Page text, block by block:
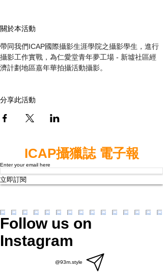
關於本活動
帶同我們ICAP國際攝影生涯學院之攝影學生，進行
攝影工作實戰，為仁愛堂青年夢工場 - 新墟社區經
濟計劃地區嘉年華拍攝活動攝影。
分享此活動
ICAP攝獵誌 電子報
Enter your email here
立即訂閱
Follow us on
Instagram
@93m.style